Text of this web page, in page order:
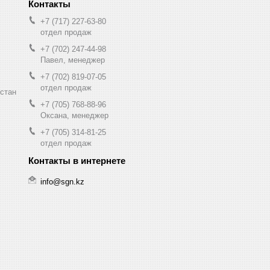
+7 (717) 227-63-80
отдел продаж
+7 (702) 247-44-98
Павел, менеджер
+7 (702) 819-07-05
отдел продаж
+7 (705) 768-88-96
Оксана, менеджер
+7 (705) 314-81-25
отдел продаж
info@sgn.kz